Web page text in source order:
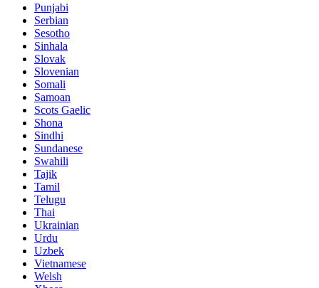
Punjabi
Serbian
Sesotho
Sinhala
Slovak
Slovenian
Somali
Samoan
Scots Gaelic
Shona
Sindhi
Sundanese
Swahili
Tajik
Tamil
Telugu
Thai
Ukrainian
Urdu
Uzbek
Vietnamese
Welsh